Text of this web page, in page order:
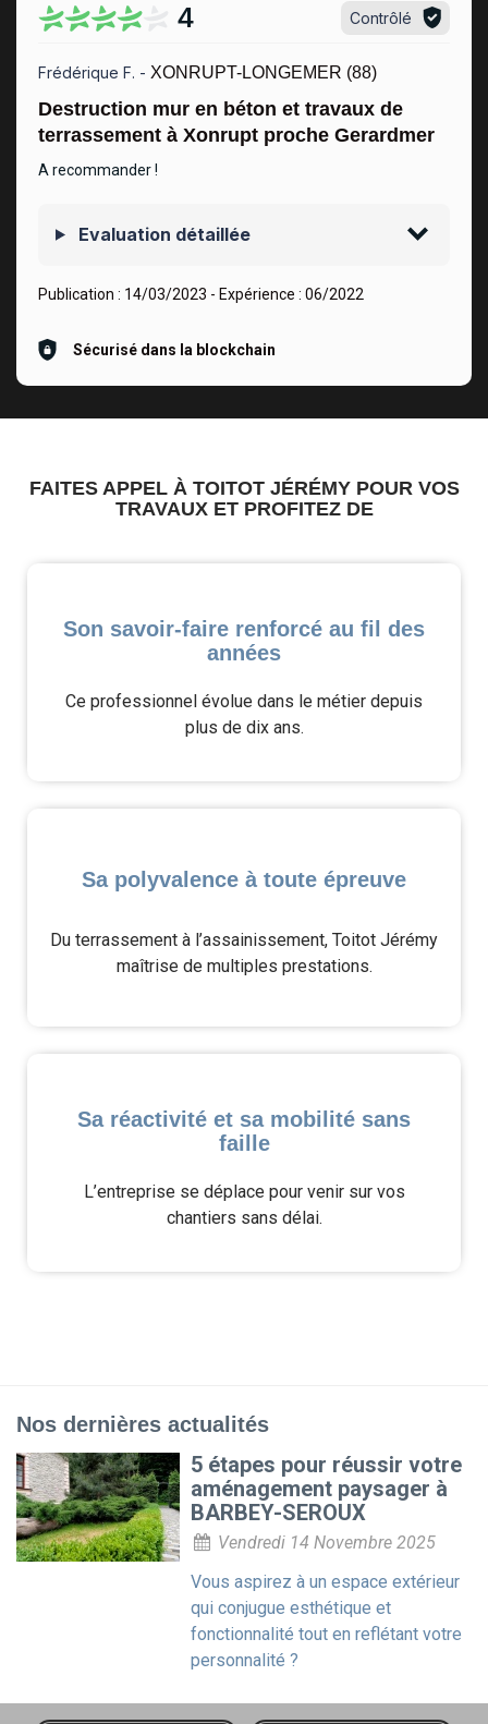
4 Contrôlé
Frédérique F. - XONRUPT-LONGEMER (88)
Destruction mur en béton et travaux de
terrassement à Xonrupt proche Gerardmer
A recommander !
Evaluation détaillée
Publication : 14/03/2023 - Expérience : 06/2022
Sécurisé dans la blockchain
FAITES APPEL À TOITOT JÉRÉMY POUR VOS
TRAVAUX ET PROFITEZ DE
Son savoir-faire renforcé au fil des
années
Ce professionnel évolue dans le métier depuis
plus de dix ans.
Sa polyvalence à toute épreuve
Du terrassement à l’assainissement, Toitot Jérémy
maîtrise de multiples prestations.
Sa réactivité et sa mobilité sans
faille
L’entreprise se déplace pour venir sur vos
chantiers sans délai.
Nos dernières actualités
5 étapes pour réussir votre
aménagement paysager à
BARBEY-SEROUX
Vendredi 14 Novembre 2025
Vous aspirez à un espace extérieur
qui conjugue esthétique et
fonctionnalité tout en reflétant votre
personnalité ?